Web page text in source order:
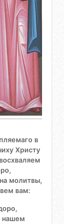
в
Христу
молитвы,
вам:
нашем